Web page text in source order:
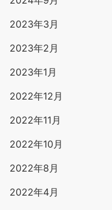
2023年3月
2023年2月
2023年1月
2022年12月
2022年11月
2022年10月
2022年8月
2022年4月